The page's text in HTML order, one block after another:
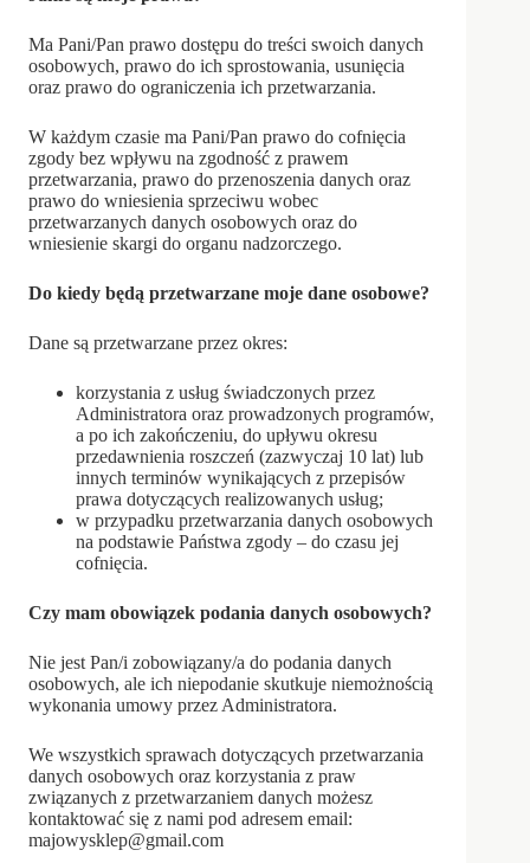
Ma Pani/Pan prawo dostępu do treści swoich danych
osobowych, prawo do ich sprostowania, usunięcia
oraz prawo do ograniczenia ich przetwarzania.
W każdym czasie ma Pani/Pan prawo do cofnięcia
zgody bez wpływu na zgodność z prawem
przetwarzania, prawo do przenoszenia danych oraz
prawo do wniesienia sprzeciwu wobec
przetwarzanych danych osobowych oraz do
wniesienie skargi do organu nadzorczego.
Do kiedy będą przetwarzane moje dane osobowe?
Dane są przetwarzane przez okres:
korzystania z usług świadczonych przez
Administratora oraz prowadzonych programów,
a po ich zakończeniu, do upływu okresu
przedawnienia roszczeń (zazwyczaj 10 lat) lub
innych terminów wynikających z przepisów
prawa dotyczących realizowanych usług;
w przypadku przetwarzania danych osobowych
na podstawie Państwa zgody – do czasu jej
cofnięcia.
Czy mam obowiązek podania danych osobowych?
Nie jest Pan/i zobowiązany/a do podania danych
osobowych, ale ich niepodanie skutkuje niemożnością
wykonania umowy przez Administratora.
We wszystkich sprawach dotyczących przetwarzania
danych osobowych oraz korzystania z praw
związanych z przetwarzaniem danych możesz
kontaktować się z nami pod adresem email:
majowysklep@gmail.com